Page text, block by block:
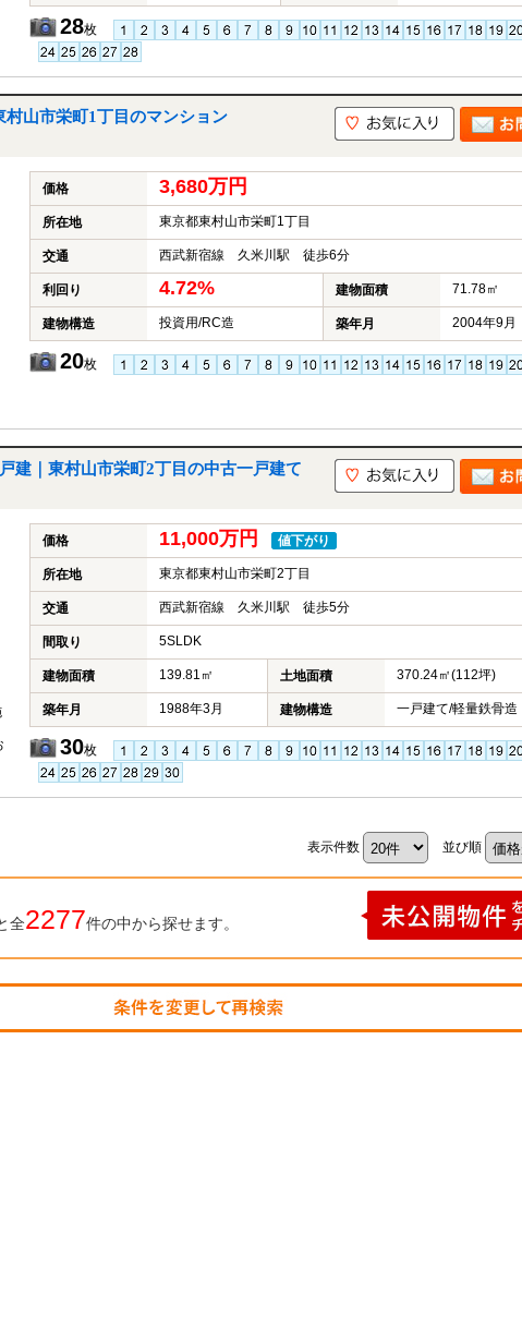
28枚
村山市栄町1丁目のマンション
価格 3,680万円
所在地 東京都東村山市栄町1丁目
交通 西武新宿線 久米川駅 徒歩6分
利回り 4.72% 建物面積 71.78㎡
建物構造 投資用/RC造 築年月 2004年9月
20枚
建｜東村山市栄町2丁目の中古一戸建て
価格 11,000万円 値下がり
所在地 東京都東村山市栄町2丁目
交通 西武新宿線 久米川駅 徒歩5分
間取り 5SLDK
建物面積 139.81㎡ 土地面積 370.24㎡(112坪)
築年月 1988年3月 建物構造 一戸建て/軽量鉄骨造
30枚
表示件数 並び順
全2277件の中から探せます。